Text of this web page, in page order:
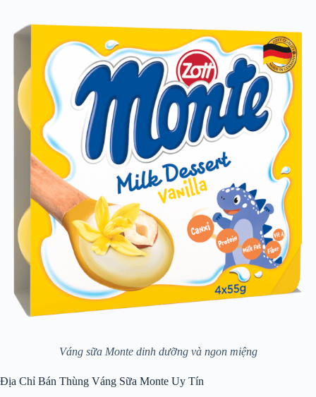
Váng sữa Monte dinh dưỡng và ngon miệng
Địa Chỉ Bán Thùng Váng Sữa Monte Uy Tín